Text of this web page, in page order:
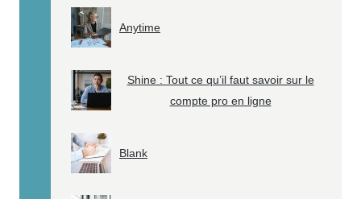
Anytime
Shine : Tout ce qu’il faut savoir sur le
compte pro en ligne
Blank